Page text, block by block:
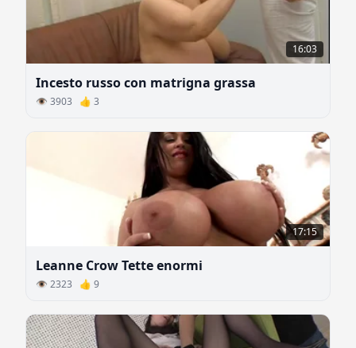
16:03
Incesto russo con matrigna grassa
👁 3903 👍 3
17:15
Leanne Crow Tette enormi
👁 2323 👍 9